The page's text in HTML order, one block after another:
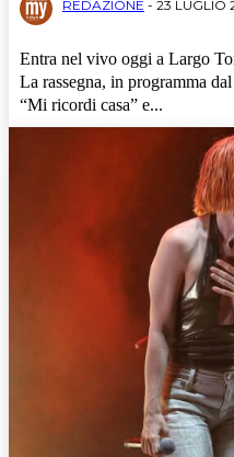
REDAZIONE - 23 LUGLIO
Entra nel vivo oggi a Largo
La rassegna, in programma
“Mi ricordi casa” e...